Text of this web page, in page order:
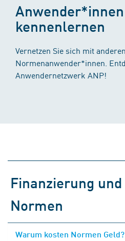
Anwender*innen
kennenlernen
Vernetzen Sie sich mit anderen
Normenanwender*innen.
Anwendernetzwerk ANP!
Finanzierung
Normen
Warum kosten Normen Geld?